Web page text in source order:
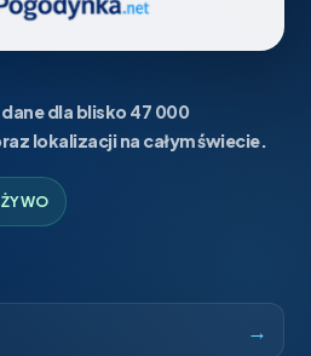
dla blisko 47 000
lokalizacji na całym świecie.
→